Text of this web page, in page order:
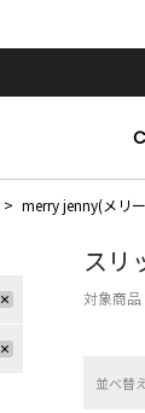
merry jenny(メリ
スリ
対象商品
並べ替え